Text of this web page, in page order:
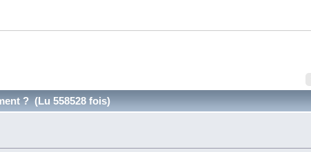
? (Lu 558528 fois)